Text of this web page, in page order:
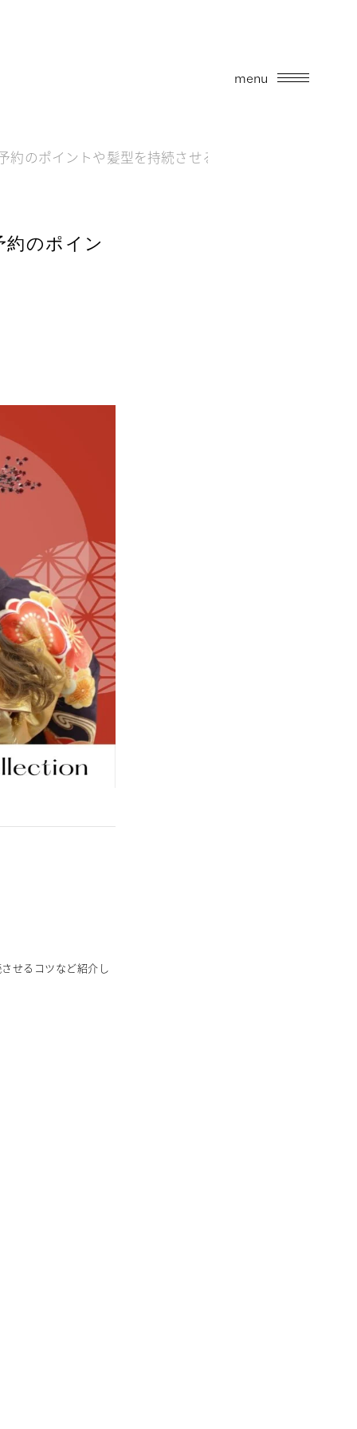
menu
のポイントや髪型を持続させるコツをご紹介！
約のポイン
せるコツなど紹介し